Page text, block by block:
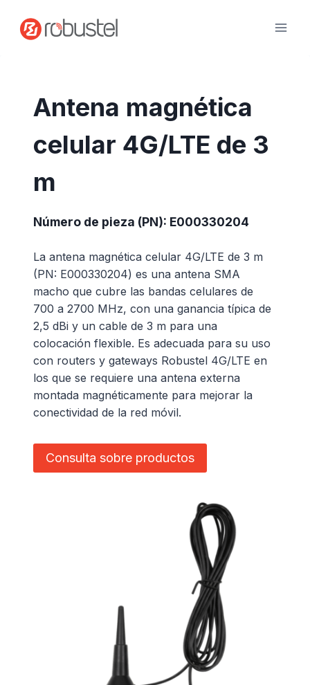
contenido
Antena magnética
celular 4G/LTE de 3
m
Número de pieza (PN): E000330204
La antena magnética celular 4G/LTE de 3 m
(PN: E000330204) es una antena SMA
macho que cubre las bandas celulares de
700 a 2700 MHz, con una ganancia típica de
2,5 dBi y un cable de 3 m para una
colocación flexible. Es adecuada para su uso
con routers y gateways Robustel 4G/LTE en
los que se requiere una antena externa
montada magnéticamente para mejorar la
conectividad de la red móvil.
Consulta sobre productos